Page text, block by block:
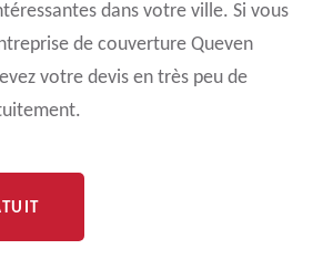
dans votre ville. Si vous
de couverture Queven
votre devis en très peu de